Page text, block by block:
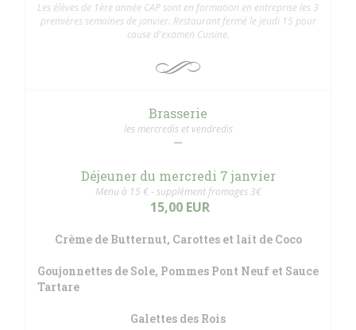
Les élèves de 1ère année CAP sont en formation en entreprise les 3
premières semaines de janvier. Restaurant fermé le jeudi 15 pour
cause d'examen Cuisine.
Brasserie
les mercredis et vendredis
Déjeuner du mercredi 7 janvier
Menu à 15 € - supplément fromages 3€
15,00 EUR
Crème de Butternut, Carottes et lait de Coco
Goujonnettes de Sole, Pommes Pont Neuf et Sauce
Tartare
Galettes des Rois